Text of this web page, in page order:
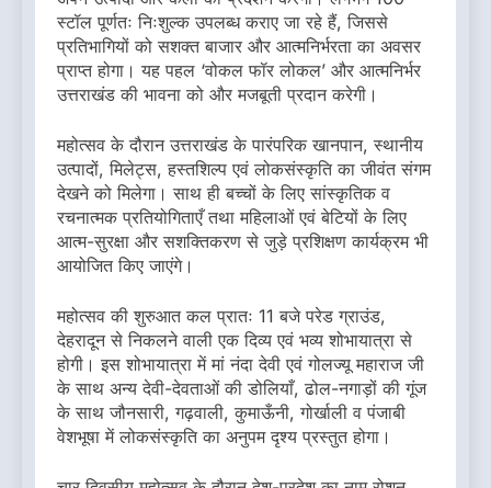
स्टॉल पूर्णतः निःशुल्क उपलब्ध कराए जा रहे हैं, जिससे
प्रतिभागियों को सशक्त बाजार और आत्मनिर्भरता का अवसर
प्राप्त होगा। यह पहल ‘वोकल फॉर लोकल’ और आत्मनिर्भर
उत्तराखंड की भावना को और मजबूती प्रदान करेगी।
महोत्सव के दौरान उत्तराखंड के पारंपरिक खानपान, स्थानीय
उत्पादों, मिलेट्स, हस्तशिल्प एवं लोकसंस्कृति का जीवंत संगम
देखने को मिलेगा। साथ ही बच्चों के लिए सांस्कृतिक व
रचनात्मक प्रतियोगिताएँ तथा महिलाओं एवं बेटियों के लिए
आत्म-सुरक्षा और सशक्तिकरण से जुड़े प्रशिक्षण कार्यक्रम भी
आयोजित किए जाएंगे।
महोत्सव की शुरुआत कल प्रातः 11 बजे परेड ग्राउंड,
देहरादून से निकलने वाली एक दिव्य एवं भव्य शोभायात्रा से
होगी। इस शोभायात्रा में मां नंदा देवी एवं गोलज्यू महाराज जी
के साथ अन्य देवी-देवताओं की डोलियाँ, ढोल-नगाड़ों की गूंज
के साथ जौनसारी, गढ़वाली, कुमाऊँनी, गोर्खाली व पंजाबी
वेशभूषा में लोकसंस्कृति का अनुपम दृश्य प्रस्तुत होगा।